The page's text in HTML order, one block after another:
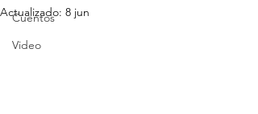
Cuentos
Video
Actualizado: 8 jun